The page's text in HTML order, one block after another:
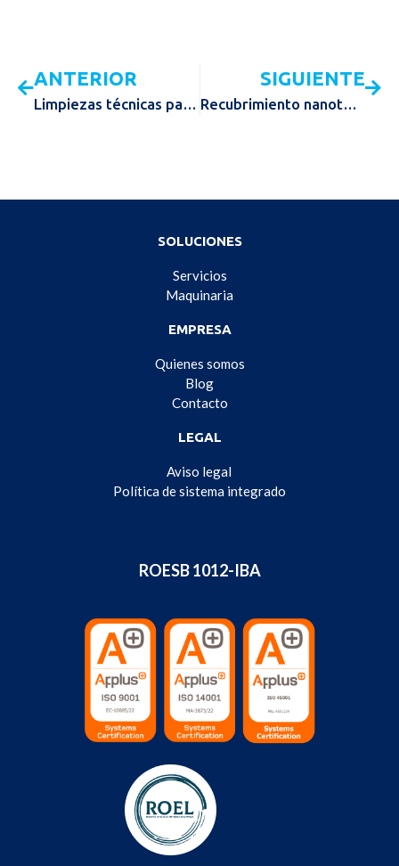
ANTERIOR
Limpiezas técnicas para barcos
SIGUIENTE
Recubrimiento nanotecnológico para barcos
SOLUCIONES
Servicios
Maquinaria
EMPRESA
Quienes somos
Blog
Contacto
LEGAL
Aviso legal
Política de sistema integrado
ROESB 1012-IBA